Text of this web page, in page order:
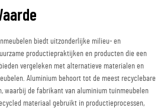
biedt uitzonderlijke milieu- en
productiepraktijken en producten die een
vergeleken met alternatieve materialen en
Aluminium behoort tot de meest recyclebare
waarbij de fabrikant van aluminium tuinmeubelen
materiaal gebruikt in productieprocessen,